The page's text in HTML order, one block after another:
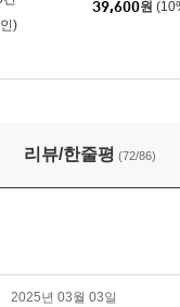
)
39,600원
신판)
리뷰/한줄평 (72/86)
2025년 03월 03일